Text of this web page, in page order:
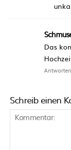
Das
Antworten
Schreib einen